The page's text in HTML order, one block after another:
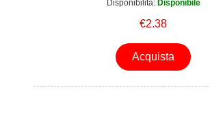
Disponibilità: Disponibile
€2.38
Acquista